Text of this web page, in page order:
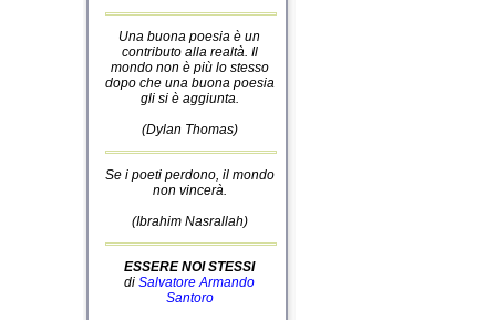
Una buona poesia è un
contributo alla realtà. Il
mondo non è più lo stesso
dopo che una buona poesia
gli si è aggiunta.
(Dylan Thomas)
Se i poeti perdono, il mondo
non vincerà.
(Ibrahim Nasrallah)
ESSERE NOI STESSI
di Salvatore Armando
Santoro